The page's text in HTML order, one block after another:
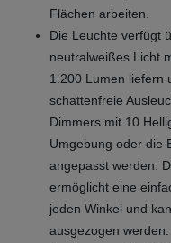
Flächen arbeiten.
Die Leuchte verfügt
neutralweißes Licht
1.200 Lumen liefern
schattenfreie
Dimmers mit 10
Umgebung oder die
angepasst werden.
ermöglicht eine
jeden Winkel und
ausgezogen